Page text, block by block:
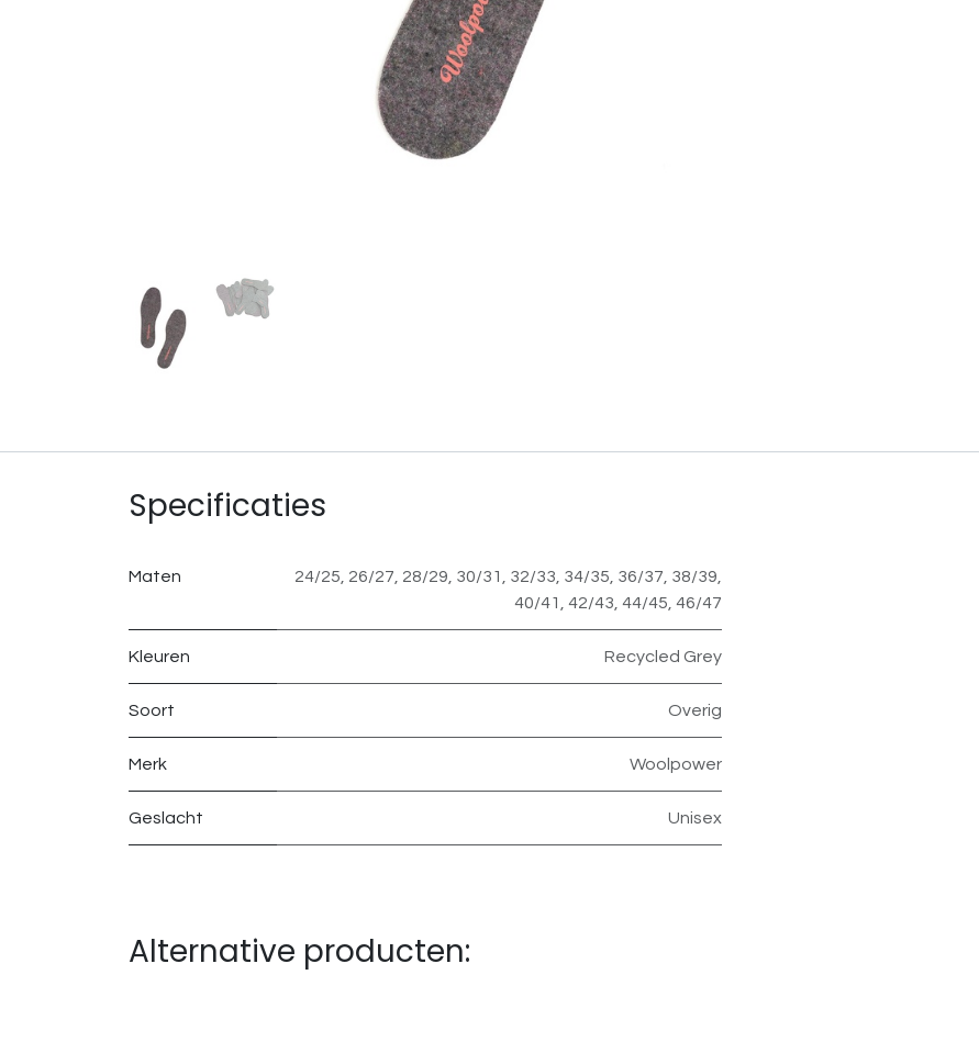
Specificaties
Maten 24/25 26/27 28/29 30/31 32/33 34/35 36/37 38/39
40/41
42/43 44/45 46/47
Kleuren Recycled Grey
Soort Overig
Merk Woolpower
Geslacht Unisex
Alternative producten: